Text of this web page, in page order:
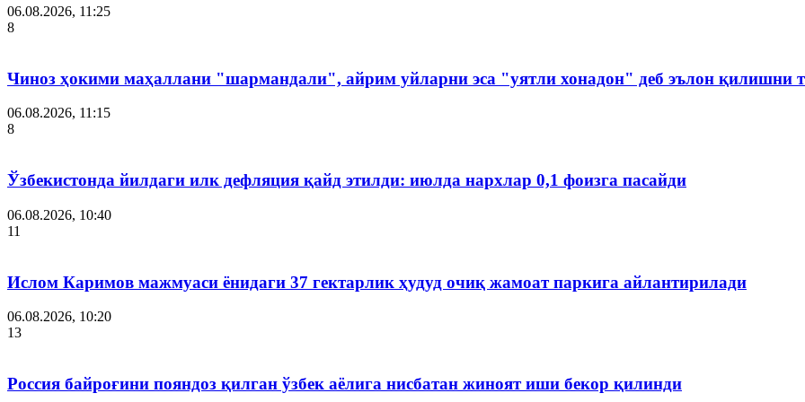
06.08.2026, 11:25
8
Чиноз ҳокими маҳаллани "шармандали", айрим уйларни эса "уятли хонадон" деб эълон қилишни
06.08.2026, 11:15
8
Ўзбекистонда йилдаги илк дефляция қайд этилди: июлда нархлар 0,1 фоизга пасайди
06.08.2026, 10:40
11
Ислом Каримов мажмуаси ёнидаги 37 гектарлик ҳудуд очиқ жамоат паркига айлантирилади
06.08.2026, 10:20
13
Россия байроғини пояндоз қилган ўзбек аёлига нисбатан жиноят иши бекор қилинди